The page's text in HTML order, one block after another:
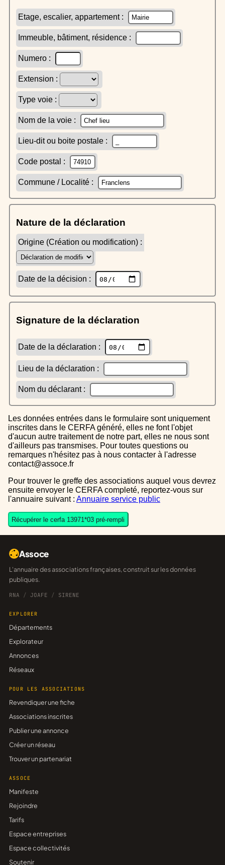
Etage, escalier, appartement :
Immeuble, bâtiment, résidence :
Numero :
Extension :
Type voie :
Nom de la voie :
Lieu-dit ou boite postale :
Code postal :
Commune / Localité :
Nature de la déclaration
Origine (Création ou modification) :
Date de la décision :
Signature de la déclaration
Date de la déclaration :
Lieu de la déclaration :
Nom du déclarant :
Les données entrées dans le formulaire sont uniquement
inscrites dans le CERFA généré, elles ne font l'objet
d'aucun autre traitement de notre part, elles ne nous sont
d'ailleurs pas transmises. Pour toutes questions ou
remarques n'hésitez pas à nous contacter à l'adresse
contact@assoce.fr
Pour trouver le greffe des associations auquel vous devrez
ensuite envoyer le CERFA completé, reportez-vous sur
l'annuaire suivant : Annuaire service public
Récupérer le cerfa 13971*03 pré-rempli
Assoce
L'annuaire des associations françaises, construit sur les données
publiques.
RNA / JOAFE / SIRENE
EXPLORER
Départements
Explorateur
Annonces
Réseaux
POUR LES ASSOCIATIONS
Revendiquer une fiche
Associations inscrites
Publier une annonce
Créer un réseau
Trouver un partenariat
ASSOCE
Manifeste
Rejoindre
Tarifs
Espace entreprises
Espace collectivités
Soutenir